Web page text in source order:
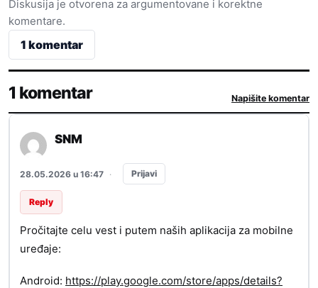
Diskusija je otvorena za argumentovane i korektne
komentare.
1 komentar
1 komentar Napišite komentar
SNM
28.05.2026 u 16:47 · Prijavi
Reply
Pročitajte celu vest i putem naših aplikacija za mobilne
uređaje:
Android: https://play.google.com/store/apps/details?